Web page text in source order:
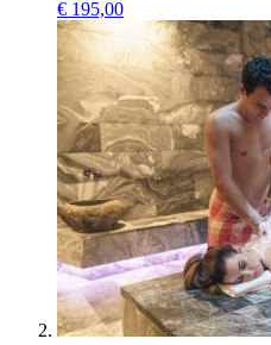
€ 195,00